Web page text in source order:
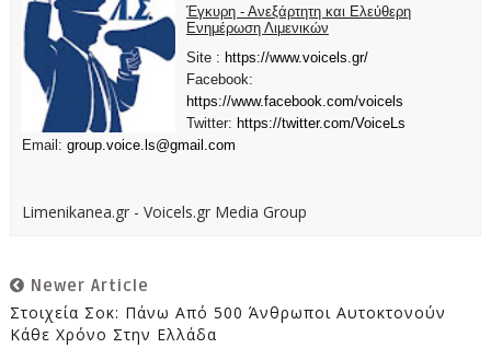
Έγκυρη - Ανεξάρτητη και Ελεύθερη
Ενημέρωση Λιμενικών
Site : https://www.voicels.gr/
Facebook:
https://www.facebook.com/voicels
Twitter: https://twitter.com/VoiceLs
Email: group.voice.ls@gmail.com
Limenikanea.gr - Voicels.gr Media Group
Newer Article
Στοιχεία Σοκ: Πάνω Από 500 Άνθρωποι Αυτοκτονούν
Κάθε Χρόνο Στην Ελλάδα